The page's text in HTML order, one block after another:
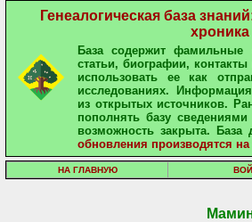
Генеалогическая база
хроника
База содержит фамильные
статьи, биографии,
использовать ее как
исследованиях.
из открытых источников.
пополнять базу
возможность закрыта.
обновления производятся
НА ГЛАВНУЮ